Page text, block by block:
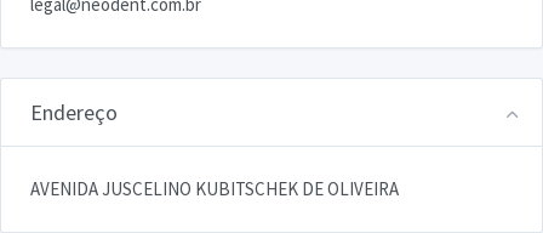
Endereço
AVENIDA JUSCELINO KUBITSCHEK DE OLIVEIRA